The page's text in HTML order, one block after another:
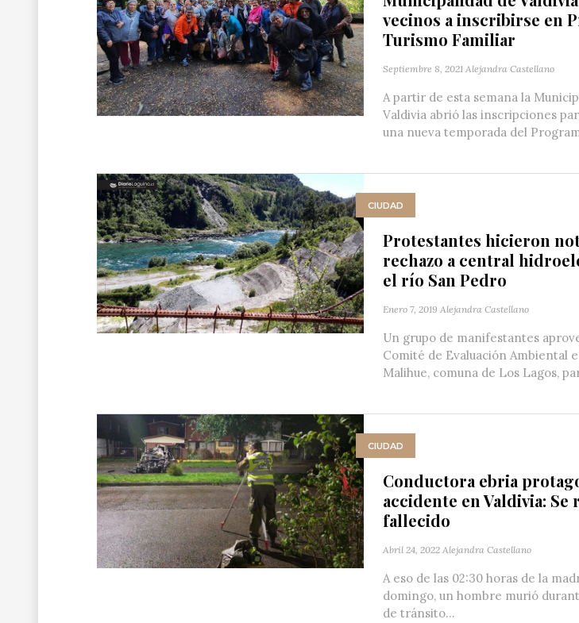
vecinos a inscribirse en
Turismo Familiar
Septiembre 8, 2021 Alejandra Castellano
A partir de esta semana la
Valdivia abrió las inscripciones
una nueva temporada del
CIUDAD
Protestantes hicieron
rechazo a central
el río San Pedro
Enero 7, 2019 Alejandra Castellano
Un grupo de manifestantes
Comité de Evaluación Ambiental
Malihue, comuna de Los Lagos,
CIUDAD
Conductora ebria
accidente en Valdivia:
fallecido
Abril 24, 2022 Alejandra Castellano
A eso de las 02:30 horas de la
domingo, un hombre murió
de tránsito...